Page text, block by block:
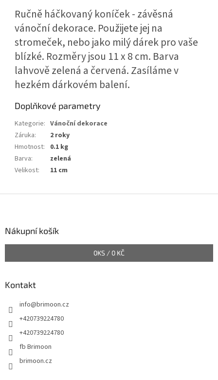
Ručně háčkovaný koníček - závěsná
vánoční dekorace. Použijete jej na
stromeček, nebo jako milý dárek pro vaše
blízké. Rozměry jsou 11 x 8 cm. Barva
lahvově zelená a červená. Zasíláme v
hezkém dárkovém balení.
Doplňkové parametry
Kategorie: Vánoční dekorace
Záruka:
2 roky
Hmotnost:
0.1 kg
Barva:
zelená
Velikost: 11 cm
Nákupní košík
0KS / 0 KČ
Kontakt
info@brimoon.cz
+420739224780
+420739224780
fb Brimoon
brimoon.cz